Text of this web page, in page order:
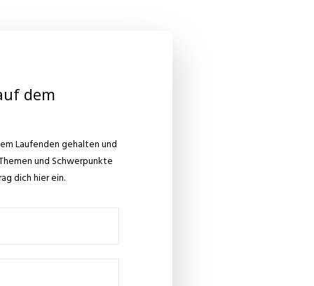
dem
Laufenden gehalten und
und Schwerpunkte
dich hier ein.